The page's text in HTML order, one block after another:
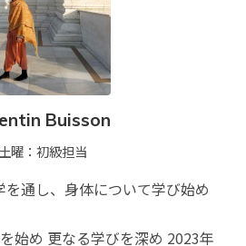
Buisson
土曜：初級担当
通し、身体について学び始め
始め 更なる学びを深め 2023年